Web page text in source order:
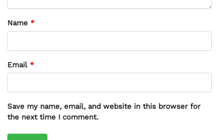
Name *
Email *
Save my name, email, and website in this browser for
the next time I comment.